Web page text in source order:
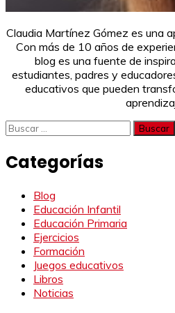
Claudia Martínez Gómez es una
Con más de 10 años de
blog es una fuente de
estudiantes, padres y
educativos que pueden
Buscar:
Categorías
Blog
Educación Infantil
Educación Primaria
Ejercicios
Formación
Juegos educativos
Libros
Noticias